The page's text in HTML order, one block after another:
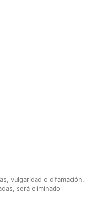
vulgaridad o difamación.
será eliminado